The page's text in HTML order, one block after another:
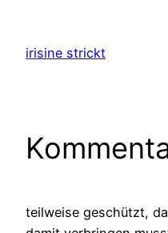
springen
irisine strickt
teilweise geschützt,